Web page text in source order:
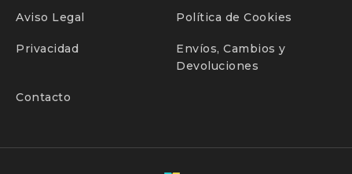
Aviso Legal Política de Cookies
Privacidad
Envíos, Cambios y
Devoluciones
Contacto